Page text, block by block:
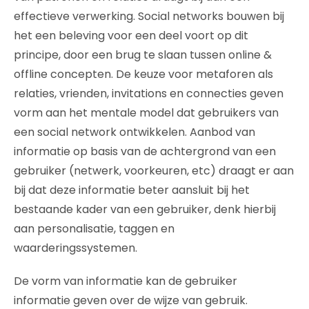
effectieve verwerking. Social networks bouwen bij
het een beleving voor een deel voort op dit
principe, door een brug te slaan tussen online &
offline concepten. De keuze voor metaforen als
relaties, vrienden, invitations en connecties geven
vorm aan het mentale model dat gebruikers van
een social network ontwikkelen. Aanbod van
informatie op basis van de achtergrond van een
gebruiker (netwerk, voorkeuren, etc) draagt er aan
bij dat deze informatie beter aansluit bij het
bestaande kader van een gebruiker, denk hierbij
aan personalisatie, taggen en
waarderingssystemen.
De vorm van informatie kan de gebruiker
informatie geven over de wijze van gebruik.